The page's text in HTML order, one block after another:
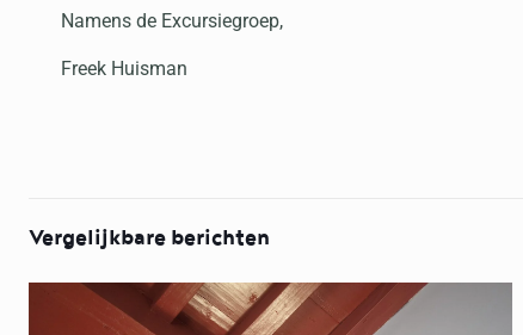
Namens de Excursiegroep,
Freek Huisman
Vergelijkbare berichten